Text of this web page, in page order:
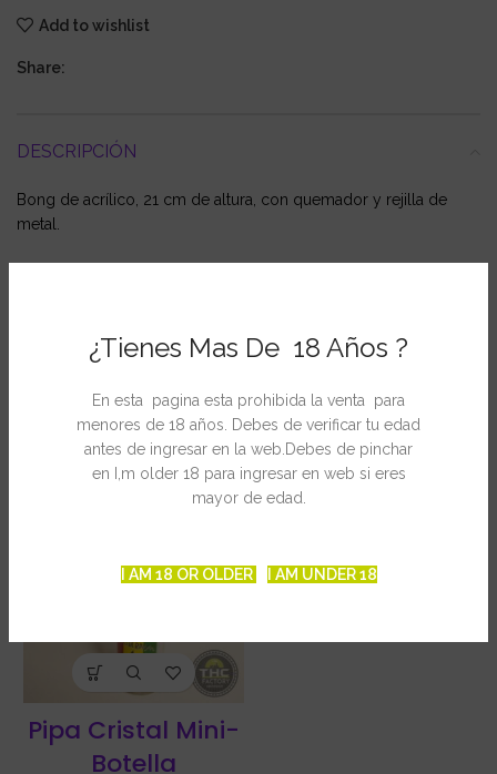
¿Tienes Mas De 18 Años ?
En esta pagina esta prohibida la venta para
menores de 18 años. Debes de verificar tu edad
antes de ingresar en la web.Debes de pinchar
en I,m older 18 para ingresar en web si eres
mayor de edad.
I AM 18 OR OLDER I AM UNDER 18
Add to wishlist
Share:
DESCRIPCIÓN
Bong de acrílico, 21 cm de altura, con quemador y rejilla de
metal.
PRODUCTOS RELACIONADOS
Pipa Cristal Mini-
Botella